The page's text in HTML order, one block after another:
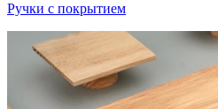
Ручки с покрытием